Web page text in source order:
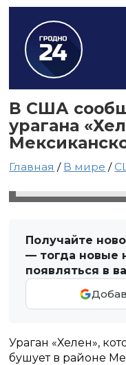
В США
урагана
Главная / В мире /
Получайте
— тогда новые
появляться в
Ураган «Хелен»,
бушует в районе